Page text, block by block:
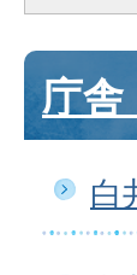
庁舎
白